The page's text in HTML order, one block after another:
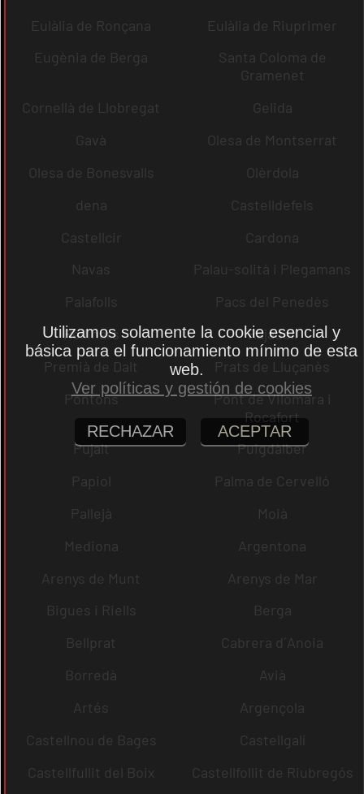
Eulàlia de Ronçana
Eulàlia de Riuprimer
Eugènia de Berga
Santa Coloma de
Gramenet
Cornellà de Llobregat
Gelida
Gavà
Olesa de Montserrat
Olesa de Bonesvalls
Olèrdola
dena
Castelldefels
Castellcir
Cardona
Navas
Palau-solità i Plegamans
Palafolls
Pacs del Penedès
Rellinars
Rajadell
Premià de Dalt
Prats de Lluçanès
Pontons
Pont de Vilomara i
Rocafort
Pujalt
Puigdàlber
Papiol
Palma de Cervelló
Pallejà
Moià
Mediona
Argentona
Arenys de Munt
Arenys de Mar
Bigues i Riells
Berga
Bellprat
Cabrera d´Anoia
Borredà
Avià
Artés
Argençola
Castellnou de Bages
Castellgalí
Castellfullit del Boix
Castellfollit de Riubregós
Utilizamos solamente la cookie esencial y
básica para el funcionamiento mínimo de esta
web.
Ver políticas y gestión de cookies
RECHAZAR ACEPTAR